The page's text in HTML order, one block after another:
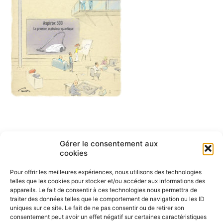
Gérer le consentement aux
cookies
Pour offrir les meilleures expériences, nous utilisons des technologies
telles que les cookies pour stocker et/ou accéder aux informations des
appareils. Le fait de consentir à ces technologies nous permettra de
traiter des données telles que le comportement de navigation ou les ID
uniques sur ce site. Le fait de ne pas consentir ou de retirer son
consentement peut avoir un effet négatif sur certaines caractéristiques
Navigation
de
l’article
ARTICLE PRÉCÉDENT
Bullshit dessin humoristique